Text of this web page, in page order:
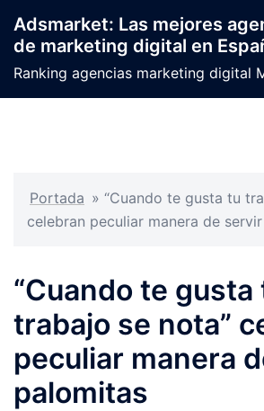
contenido
Adsmarket: Las mejores
de marketing digital en
Ranking agencias marketing digital
Portada » “Cuando te gusta tu
celebran peculiar manera de
“Cuando te gusta
trabajo se nota”
peculiar manera
palomitas